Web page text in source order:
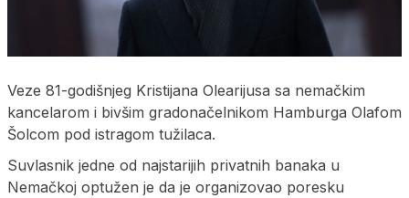
Veze 81-godišnjeg Kristijana Olearijusa sa nemačkim
kancelarom i bivšim gradonačelnikom Hamburga Olafom
Šolcom pod istragom tužilaca.
Suvlasnik jedne od najstarijih privatnih banaka u
Nemačkoj optužen je da je organizovao poresku